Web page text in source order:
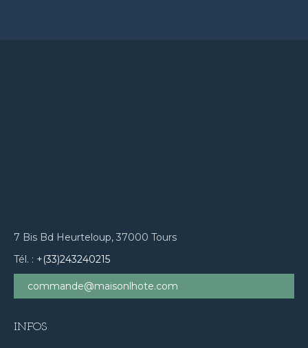
7 Bis Bd Heurteloup, 37000 Tours
Tél. : +(33)243240215
commande@maisonlhote.com
INFOS